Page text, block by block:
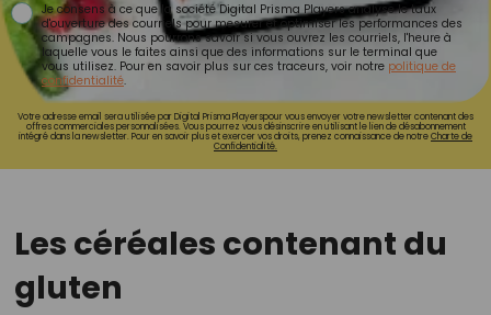
Je consens à ce que la société Digital Prisma Players analyse le taux
d'ouverture des courriels pour mesurer et optimiser les performances des
campagnes. Nous pourrons savoir si vous ouvrez les courriels, l'heure à
laquelle vous le faites ainsi que des informations sur le terminal que
vous utilisez. Pour en savoir plus sur ces traceurs, voir notre politique de
confidentialité.
Votre adresse email sera utilisée par Digital Prisma Playerspour vous envoyer votre newsletter contenant des
offres commerciales personnalisées. Vous pourrez vous désinscrire en utilisant le lien de désabonnement
intégré dans la newsletter. Pour en savoir plus et exercer vos droits, prenez connaissance de notreCharte de
Confidentialité.
Les céréales contenant du
gluten